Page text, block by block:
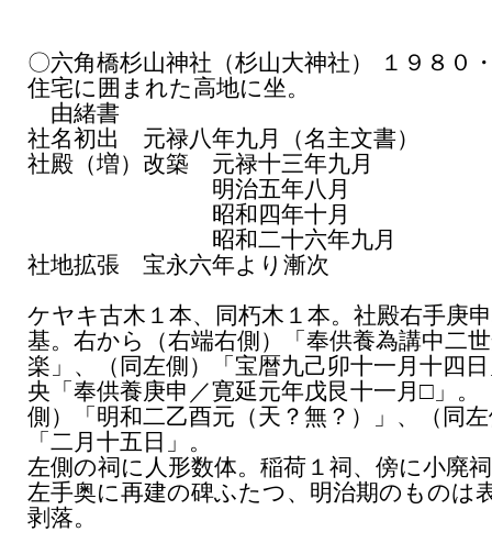
〇六角橋杉山神社（杉山大神社） １９８０
住宅に囲まれた高地に坐。
由緒書
社名初出 元禄八年九月（名主文書）
社殿（増）改築 元禄十三年九月
明治五年八月
昭和四年十月
昭和二十六年九月
社地拡張 宝永六年より漸次
ケヤキ古木１本、同朽木１本。社殿右手庚
基。右から（右端右側）「奉供養為講中二
楽」、（同左側）「宝暦九己卯十一月十四
央「奉供養庚申／寛延元年戊艮十一月□」。
側）「明和二乙酉元（天？無？）」、（同
「二月十五日」。
左側の祠に人形数体。稲荷１祠、傍に小廃
左手奥に再建の碑ふたつ、明治期のものは
剥落。